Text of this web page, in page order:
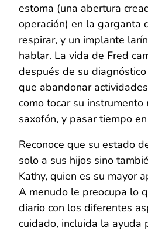
estoma (una abertura
operación) en la garganta
respirar, y un implante
hablar. La vida de Fred
después de su
que abandonar
como tocar su
saxofón, y pasar tiempo
Reconoce que su estado
solo a sus hijos sino
Kathy, quien es su mayor
A menudo le preocupa lo
diario con los diferentes
cuidado, incluida la ayuda